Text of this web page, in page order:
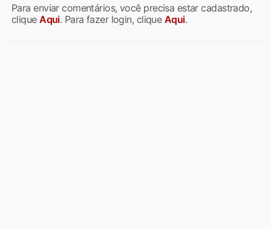
Para enviar comentários, você precisa estar cadastrado,
cliqueAqui. Para fazer login, clique Aqui.